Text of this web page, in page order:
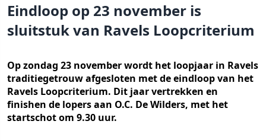
Eindloop op 23 november is
sluitstuk van Ravels Loopcriterium
Op zondag 23 november wordt het loopjaar in Ravels
traditiegetrouw afgesloten met de eindloop van het
Ravels Loopcriterium. Dit jaar vertrekken en
finishen de lopers aan O.C. De Wilders, met het
startschot om 9.30 uur.